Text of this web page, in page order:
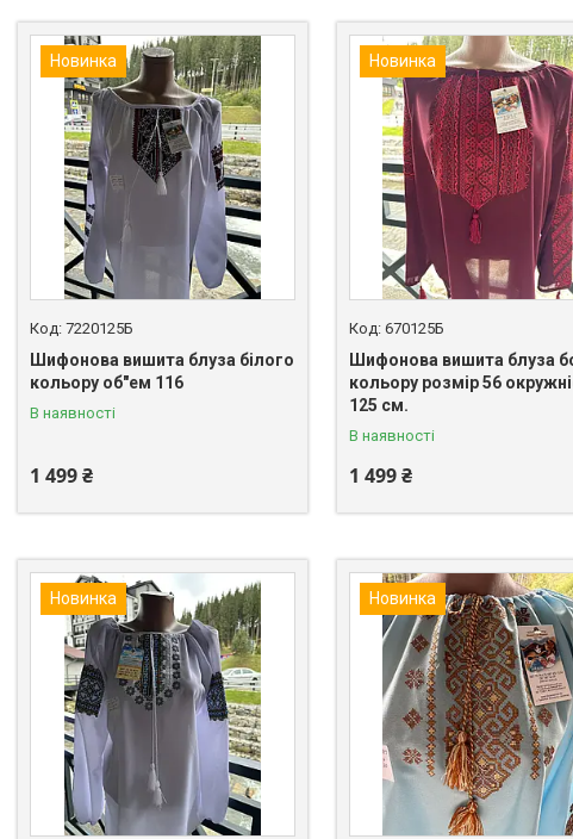
Новинка
7220125Б
Шифонова вишита блуза білого
кольору об"ем 116
В наявності
1 499 ₴
Новинка
670125Б
Шифонова вишита блуза
кольору розмір 56
125 см.
В наявності
1 499 ₴
Новинка Новинка